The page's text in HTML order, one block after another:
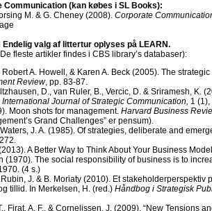
Communication (kan købes i SL Books):
M. & G. Cheney (2008). Corporate
valg af littertur oplyses på LEARN.
fleste artikler findes i CBS library’s databaser):
Robert A. Howell, & Karen A. Beck (2005). The
Review, pp. 83-87.
D., van Ruler, B., Vercic, D. & Sriramesh, K.
International Journal of Strategic Communication, 1
Moon shots for management. Harvard Business
Grand Challenges” er pensum).
J. A. (1985). Of strategies, deliberate and
A Better Way to Think About Your Business
(1970). The social responsibility of business is to
(4 s.)
Rubin, J. & B. Moriaty (2010). Et stakeholderperspektiv
tillid. In Merkelsen, H. (red.) Håndbog i Strategisk
Firat, A. F., & Cornelissen, J. (2009). “New Tensions